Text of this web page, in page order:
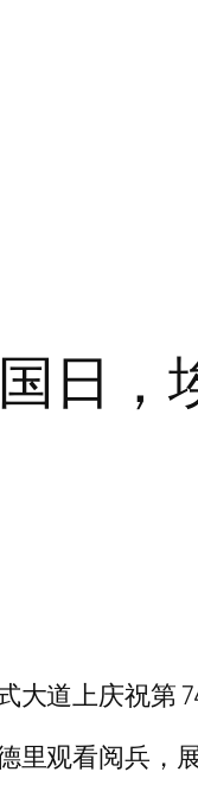
日，
道上庆祝第
里观看阅兵，